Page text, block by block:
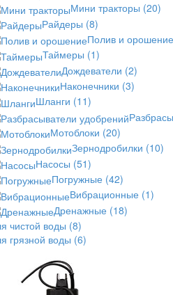
Мини тракторы (20)
Райдеры (8)
Полив и орошение
Таймеры (1)
Дождеватели (2)
Наконечники (3)
Шланги (11)
Мотоблоки (20)
Зернодробилки (10)
Насосы (51)
Погружные (42)
Вибрационные (1)
Дренажные (18)
чистой воды (8)
грязной воды (6)